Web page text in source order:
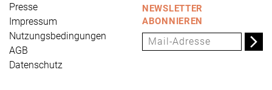
Presse
Impressum
Nutzungsbedingungen
AGB
Datenschutz
NEWSLETTER
ABONNIEREN